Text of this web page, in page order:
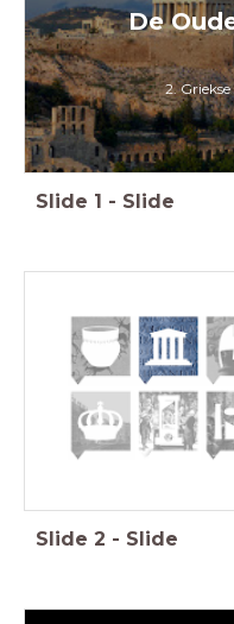
De
2.
Slide 1 - Slide
Slide 2 - Slide